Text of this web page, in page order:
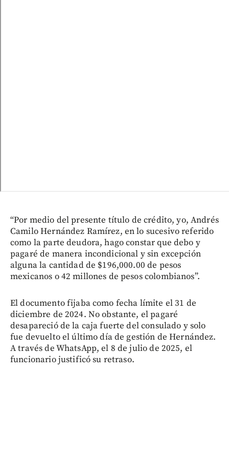
“Por medio del presente título de crédito, yo, Andrés
Camilo Hernández Ramírez, en lo sucesivo referido
como la parte deudora, hago constar que debo y
pagaré de manera incondicional y sin excepción
alguna la cantidad de $196,000.00 de pesos
mexicanos o 42 millones de pesos colombianos”.
El documento fijaba como fecha límite el 31 de
diciembre de 2024. No obstante, el pagaré
desapareció de la caja fuerte del consulado y solo
fue devuelto el último día de gestión de Hernández.
A través de WhatsApp, el 8 de julio de 2025, el
funcionario justificó su retraso.